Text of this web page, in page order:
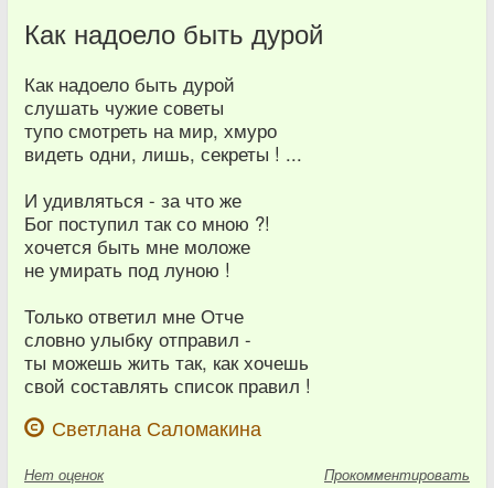
Как надоело быть дурой
Как надоело быть дурой
слушать чужие советы
тупо смотреть на мир, хмуро
видеть одни, лишь, секреты ! ...
И удивляться - за что же
Бог поступил так со мною ?!
хочется быть мне моложе
не умирать под луною !
Только ответил мне Отче
словно улыбку отправил -
ты можешь жить так, как хочешь
свой составлять список правил !
Светлана Саломакина
Нет оценок Прокомментировать